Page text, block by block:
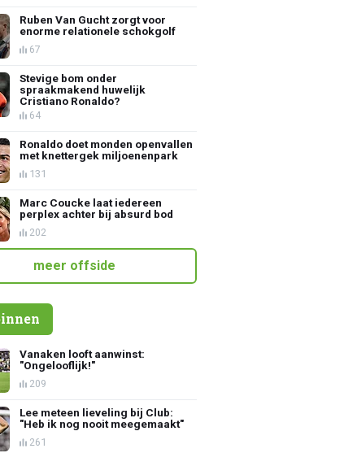
Ruben Van Gucht zorgt voor
enorme relationele schokgolf
67
Stevige bom onder
spraakmakend huwelijk
Cristiano Ronaldo?
64
Ronaldo doet monden openvallen
met knettergek miljoenenpark
131
Marc Coucke laat iedereen
perplex achter bij absurd bod
202
meer offside
Vanaken looft aanwinst:
"Ongelooflijk!"
209
Lee meteen lieveling bij Club:
"Heb ik nog nooit meegemaakt"
261